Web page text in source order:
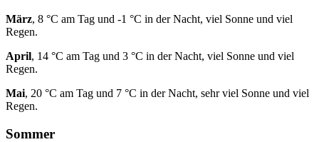
März, 8 °C am Tag und -1 °C in der Nacht, viel Sonne und viel
Regen.
April, 14 °C am Tag und 3 °C in der Nacht, viel Sonne und viel
Regen.
Mai, 20 °C am Tag und 7 °C in der Nacht, sehr viel Sonne und viel
Regen.
Sommer